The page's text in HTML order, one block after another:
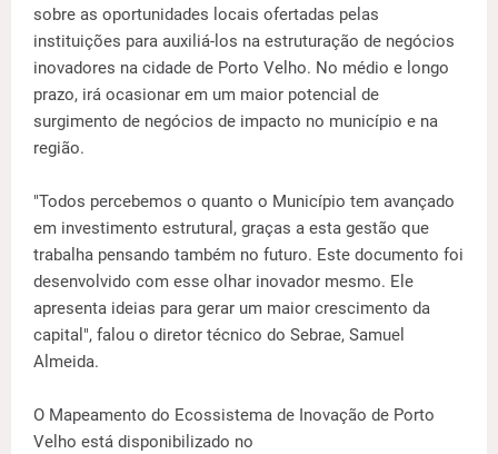
sobre as oportunidades locais ofertadas pelas
instituições para auxiliá-los na estruturação de negócios
inovadores na cidade de Porto Velho. No médio e longo
prazo, irá ocasionar em um maior potencial de
surgimento de negócios de impacto no município e na
região.
"Todos percebemos o quanto o Município tem avançado
em investimento estrutural, graças a esta gestão que
trabalha pensando também no futuro. Este documento foi
desenvolvido com esse olhar inovador mesmo. Ele
apresenta ideias para gerar um maior crescimento da
capital", falou o diretor técnico do Sebrae, Samuel
Almeida.
O Mapeamento do Ecossistema de Inovação de Porto
Velho está disponibilizado no